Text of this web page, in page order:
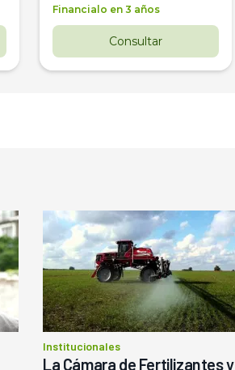
Financialo en 3 años
Consultar
Institucionales
La Cámara de Fertilizantes y